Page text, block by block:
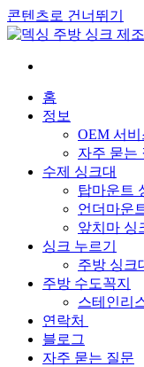
콘텐츠로 건너뛰기
홈
정보
OEM 서비
자주 묻는
수제 싱크대
탑마운트
언더마운
앞치마 싱
싱크 누르기
주방 싱크
주방 수도꼭지
스테인리
연락처
블로그
자주 묻는 질문